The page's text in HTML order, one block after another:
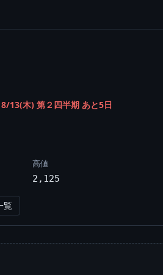
13(木) 第２四半期 あと5日
高値
2,125
覧